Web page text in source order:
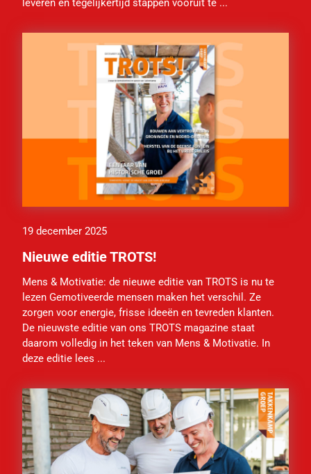
leveren en tegelijkertijd stappen vooruit te ...
19 december 2025
Nieuwe editie TROTS!
Mens & Motivatie: de nieuwe editie van TROTS is nu te
lezen Gemotiveerde mensen maken het verschil. Ze
zorgen voor energie, frisse ideeën en tevreden klanten.
De nieuwste editie van ons TROTS magazine staat
daarom volledig in het teken van Mens & Motivatie. In
deze editie lees ...